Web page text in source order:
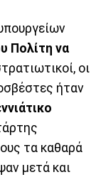
Πολίτη να
οι
ήταν
τα καθαρά
μετά και